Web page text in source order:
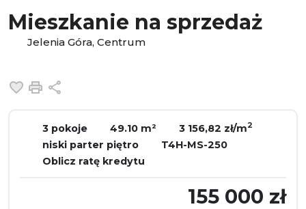
Mieszkanie na sprzedaż
Jelenia Góra, Centrum
Dodaj do ulubionych
Drukuj
3 pokoje 49.10 m² 3 156,82 zł/m2
niski parter piętro
T4H-MS-250
Oblicz ratę kredytu
155 000 zł